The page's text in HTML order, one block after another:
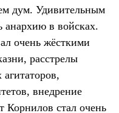
дум. Удивительным
анархию в войсках.
очень жёсткими
расстрелы
внедрение
Корнилов стал очень